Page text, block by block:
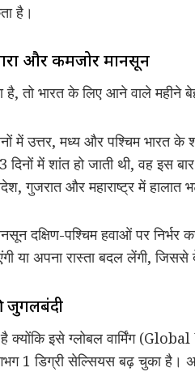
है।
पारा और कमजोर मानसून
है, तो भारत के लिए आने वाले महीने
में उत्तर, मध्य और पश्चिम भारत के
में शांत हो जाती थी, वह इस
गुजरात और महाराष्ट्र में हालात
दक्षिण-पश्चिम हवाओं पर
या अपना रास्ता बदल लेंगी,
जुगलबंदी
इसे ग्लोबल वार्मिंग
1 डिग्री सेल्सियस बढ़ चुका